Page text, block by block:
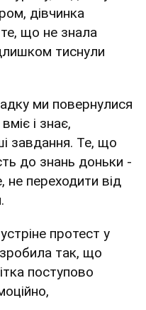
дівчинка
що не знала
тиснули
ми повернулися
і знає,
завдання. Те, що
до знань доньки -
не переходити від
протест у
так, що
поступово